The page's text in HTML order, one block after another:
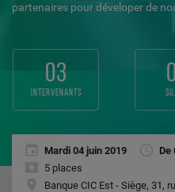
partenaires pour déveloper de
03
intervenants
Mardi 04 juin 2019
De
5 places
Banque CIC Est - Siège, 31,